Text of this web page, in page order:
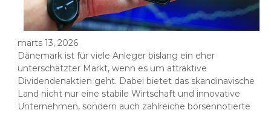
marts 13, 2026
Dänemark ist für viele Anleger bislang ein eher
unterschätzter Markt, wenn es um attraktive
Dividendenaktien geht. Dabei bietet das skandinavische
Land nicht nur eine stabile Wirtschaft und innovative
Unternehmen, sondern auch zahlreiche börsennotierte